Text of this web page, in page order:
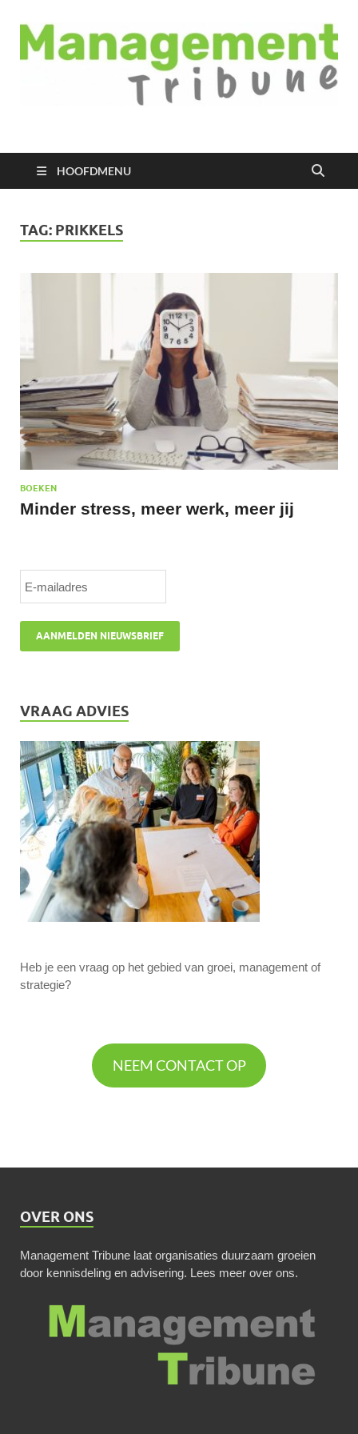
Managementtribune
HOOFDMENU
TAG: PRIKKELS
BOEKEN
Minder stress, meer werk, meer jij
VRAAG ADVIES
Heb je een vraag op het gebied van groei, management of
strategie?
NEEM CONTACT OP
OVER ONS
Management Tribune laat organisaties duurzaam groeien
door kennisdeling en advisering. Lees meer over ons.